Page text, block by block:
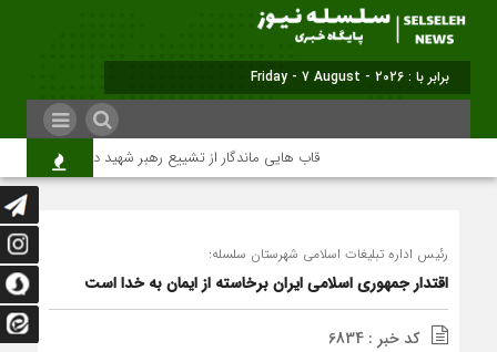
برابر با : Friday - 7 August - 2026
قاب هایی ماندگار از تشییع رهبر شهید در تهران
رئیس اداره تبلیغات اسلامی شهرستان سلسله:
اقتدار جمهوری اسلامی ایران برخاسته از ایمان به خدا است
کد خبر : 6834